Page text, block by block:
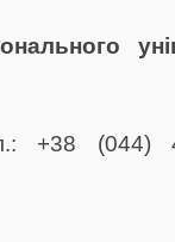
+38 (044)